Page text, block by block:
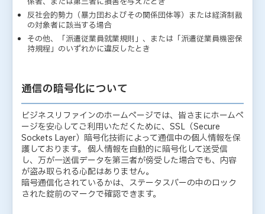
反社会的勢力（暴力団およびその関係団体等）または経済制裁
の対象者に該当する場合
その他、「派遣従業員就業規則」、または「派遣従業員機密保
持規程」のいずれかに違反したとき
通信の暗号化について
ビジネスリファインのホームページでは、皆さまにホームペ
ージを安心してご利用いただくために、SSL（Secure
Sockets Layer）暗号化技術によって通信中の個人情報を保
護しております。 個人情報を自動的に暗号化して送受信
し、万が一送信データを第三者が傍受した場合でも、内容
が盗み取られる心配はありません。
暗号通信化されているかは、ステータスバーの中のロック
された錠前のマークで確認できます。